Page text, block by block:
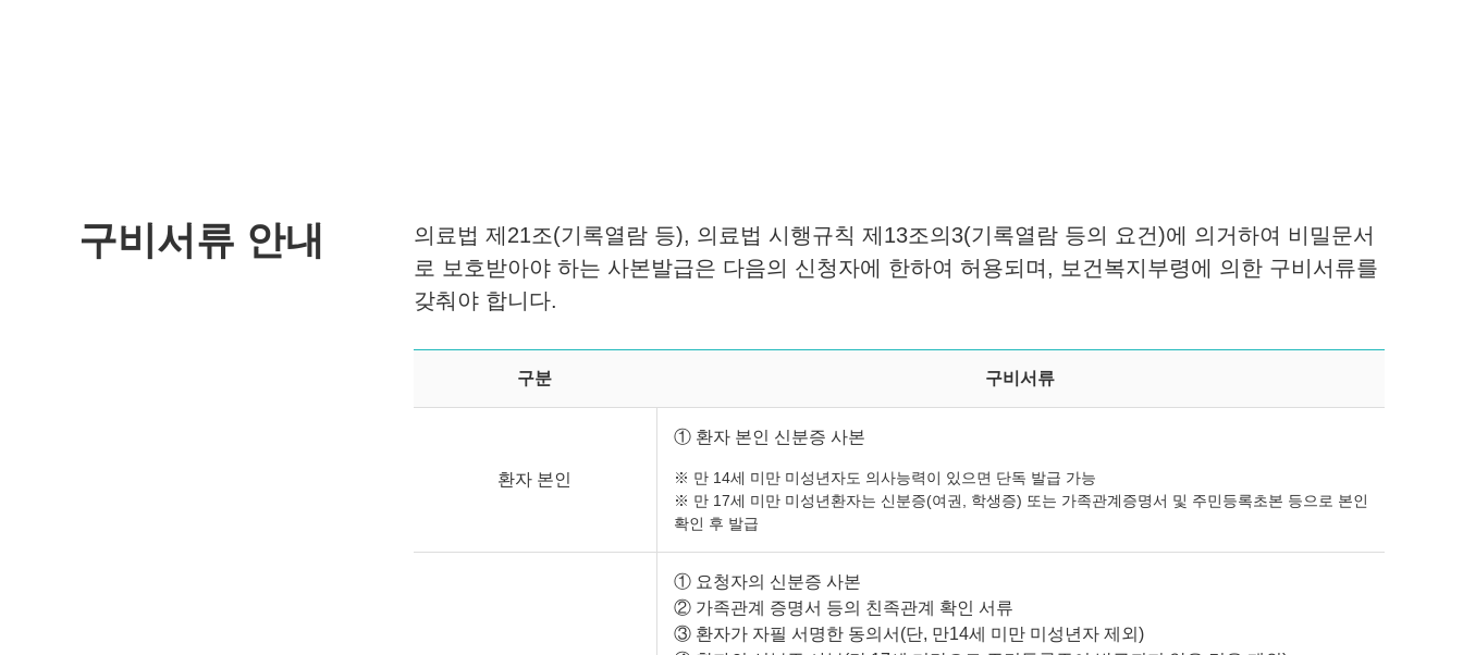
구비서류 안내
의료법 제21조(기록열람 등), 의료법 시행규칙 제13조의3(기록열람 등의 요건)에 의거하여 비밀문서
로 보호받아야 하는 사본발급은 다음의 신청자에 한하여 허용되며, 보건복지부령에 의한 구비서류를
갖춰야 합니다.
구분 구비서류
환자 본인
① 환자 본인 신분증 사본
※ 만 14세 미만 미성년자도 의사능력이 있으면 단독 발급 가능
※ 만 17세 미만 미성년환자는 신분증(여권, 학생증) 또는 가족관계증명서 및 주민등록초본 등으로 본인
확인 후 발급
① 요청자의 신분증 사본
② 가족관계 증명서 등의 친족관계 확인 서류
③ 환자가 자필 서명한 동의서(단, 만14세 미만 미성년자 제외)